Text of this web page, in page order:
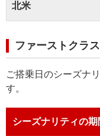
北米
ファーストクラス
ご搭乗日のシーズナ
す。
シーズナリティの期